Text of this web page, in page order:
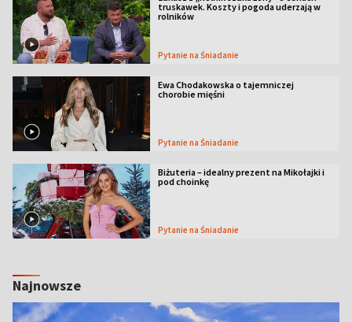
truskawek. Koszty i pogoda uderzają w
rolników
Pytanie na Śniadanie
Ewa Chodakowska o tajemniczej
chorobie mięśni
Pytanie na Śniadanie
Biżuteria – idealny prezent na Mikołajki i
pod choinkę
Pytanie na Śniadanie
Najnowsze